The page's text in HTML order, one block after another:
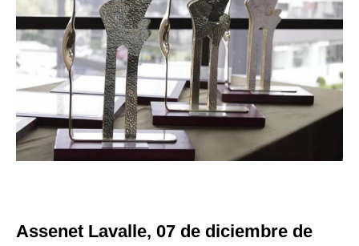
Assenet Lavalle, 07 de diciembre de